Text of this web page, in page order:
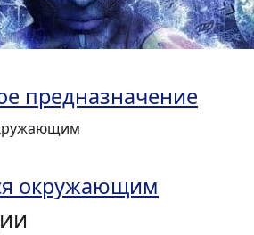
предназначение
окружающим